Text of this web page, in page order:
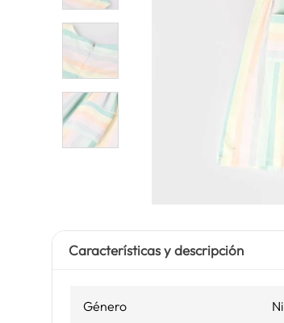
Características y descripción
Género